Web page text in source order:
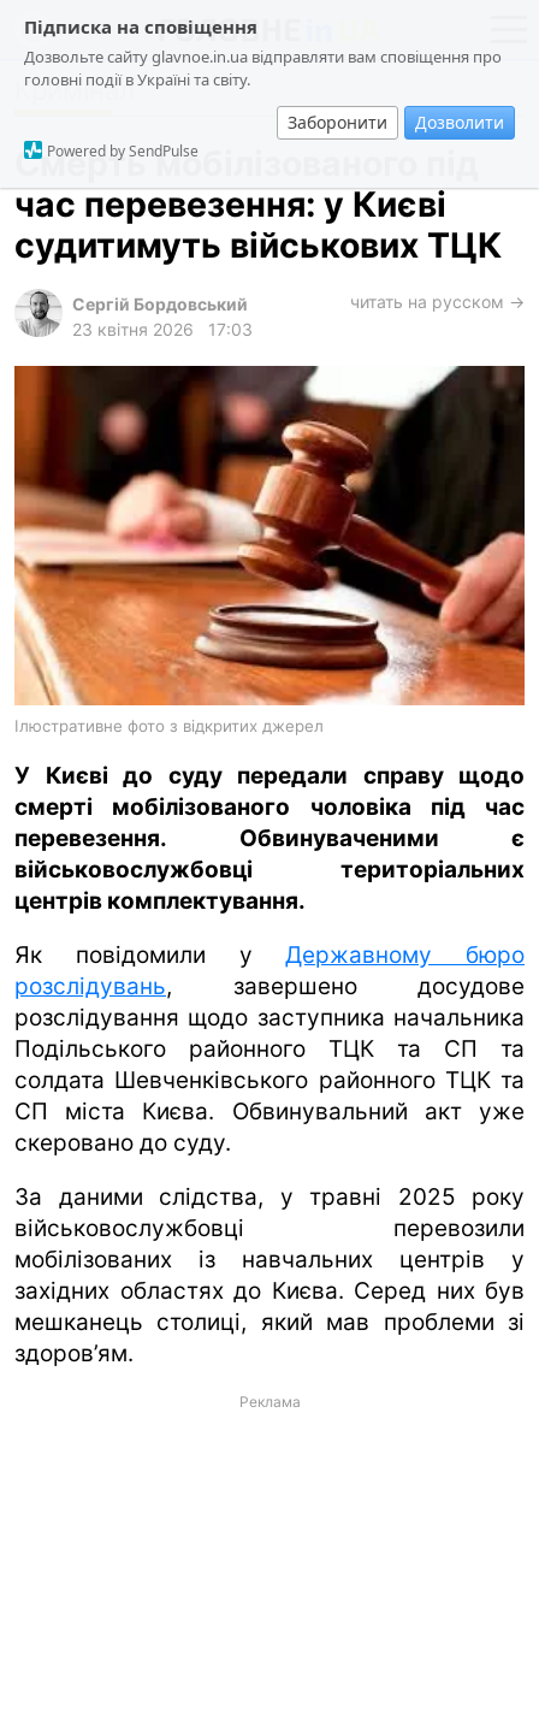
Підписка на сповіщення
Дозвольте сайту glavnoe.in.ua відправляти вам сповіщення про
головні події в Україні та світу.
Заборонити Дозволити
Powered by SendPulse
новини
про проєкт
суспільство
події
кримінал
лонгріди
харків
архів
gambling
ua ru en
Кримінал
Смерть мобілізованого під
час перевезення: у Києві
судитимуть військових ТЦК
Сергій Бордовський
23 квітня 2026
17:03
читать на русском →
Ілюстративне фото з відкритих джерел
У Києві до суду передали справу щодо
смерті мобілізованого чоловіка під час
перевезення. Обвинуваченими є
військовослужбовці територіальних
центрів комплектування.
Як повідомили уДержавному бюро
розслідувань, завершено досудове
розслідування щодо заступника начальника
Подільського районного ТЦК та СП та
солдата Шевченківського районного ТЦК та
СП міста Києва. Обвинувальний акт уже
скеровано до суду.
За даними слідства, у травні 2025 року
військовослужбовці перевозили
мобілізованих із навчальних центрів у
західних областях до Києва. Серед них був
мешканець столиці, який мав проблеми зі
здоров’ям.
Реклама